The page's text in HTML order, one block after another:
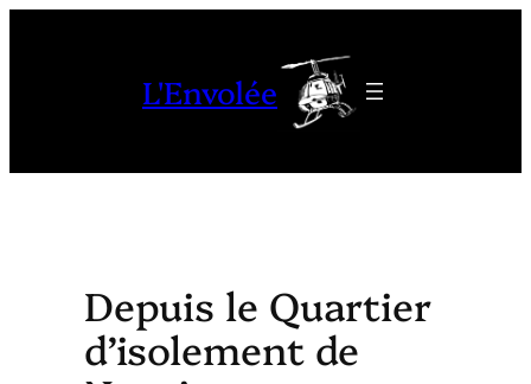
L'Envolée
Depuis le Quartier
d’isolement de